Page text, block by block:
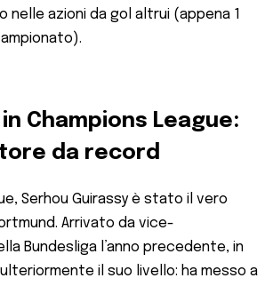
nelle azioni da gol altrui (appena 1
Champions League:
da record
Serhou Guirassy è stato il vero
Arrivato da vice-
Bundesliga l’anno precedente, in
il suo livello: ha messo a